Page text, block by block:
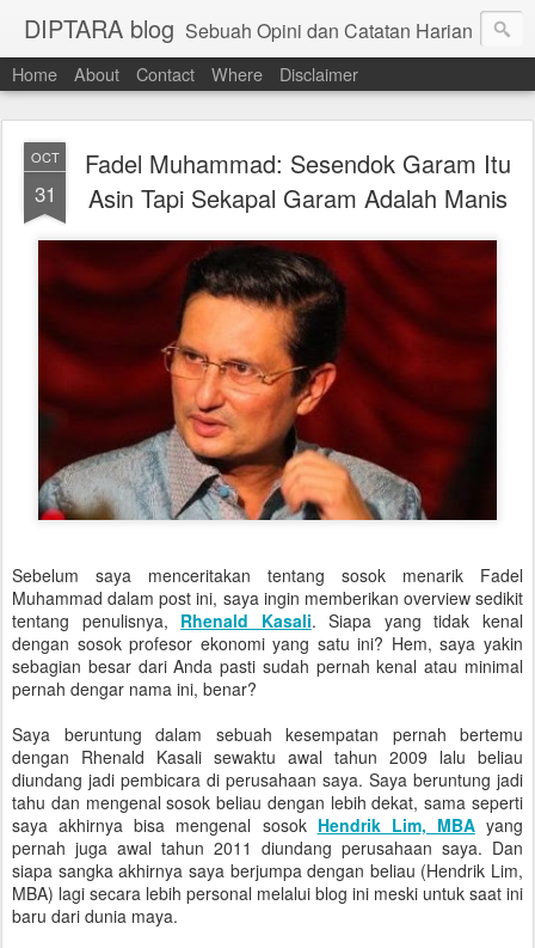
DIPTARA blog Sebuah Opini dan Catatan Harian
Home About Contact Where Disclaimer
OCT
31
Fadel Muhammad: Sesendok Garam Itu
Asin Tapi Sekapal Garam Adalah Manis
Sebelum saya menceritakan tentang sosok menarik Fadel
Muhammad dalam post ini, saya ingin memberikan overview sedikit
tentang penulisnya, Rhenald Kasali. Siapa yang tidak kenal
dengan sosok profesor ekonomi yang satu ini? Hem, saya yakin
sebagian besar dari Anda pasti sudah pernah kenal atau minimal
pernah dengar nama ini, benar?
Saya beruntung dalam sebuah kesempatan pernah bertemu
dengan Rhenald Kasali sewaktu awal tahun 2009 lalu beliau
diundang jadi pembicara di perusahaan saya. Saya beruntung jadi
tahu dan mengenal sosok beliau dengan lebih dekat, sama seperti
saya akhirnya bisa mengenal sosok Hendrik Lim, MBAyang
pernah juga awal tahun 2011 diundang perusahaan saya. Dan
siapa sangka akhirnya saya berjumpa dengan beliau (Hendrik Lim,
MBA) lagi secara lebih personal melalui blog ini meski untuk saat ini
baru dari dunia maya.